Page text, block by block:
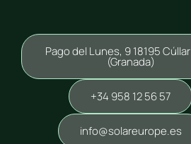
Pago del Lunes, 9 18195
(Granada)
+34 958 12 56 57
info@solareurope.es